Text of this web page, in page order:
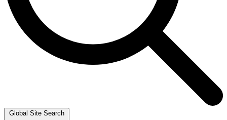
Global Site Search